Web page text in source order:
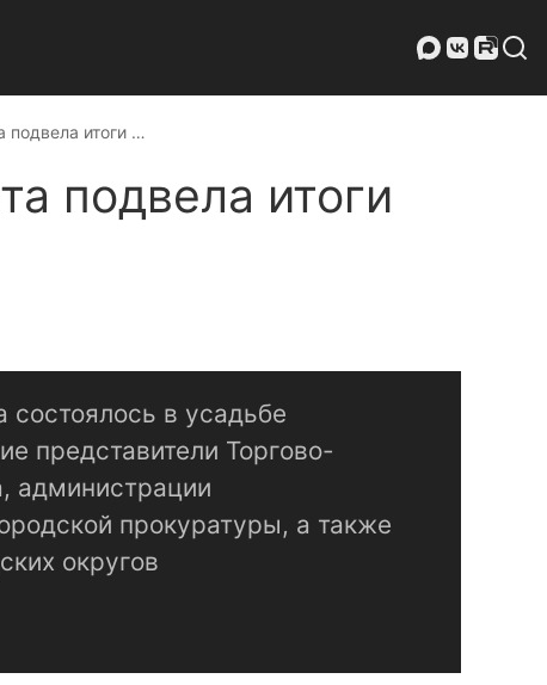
итоги …
подвела итоги
в усадьбе
представители Торгово-
администрации
прокуратуры, а также
округов